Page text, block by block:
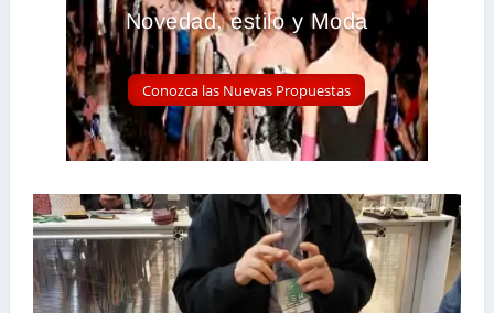
Novedad, estilo y Moda
Conozca las Nuevas Propuestas